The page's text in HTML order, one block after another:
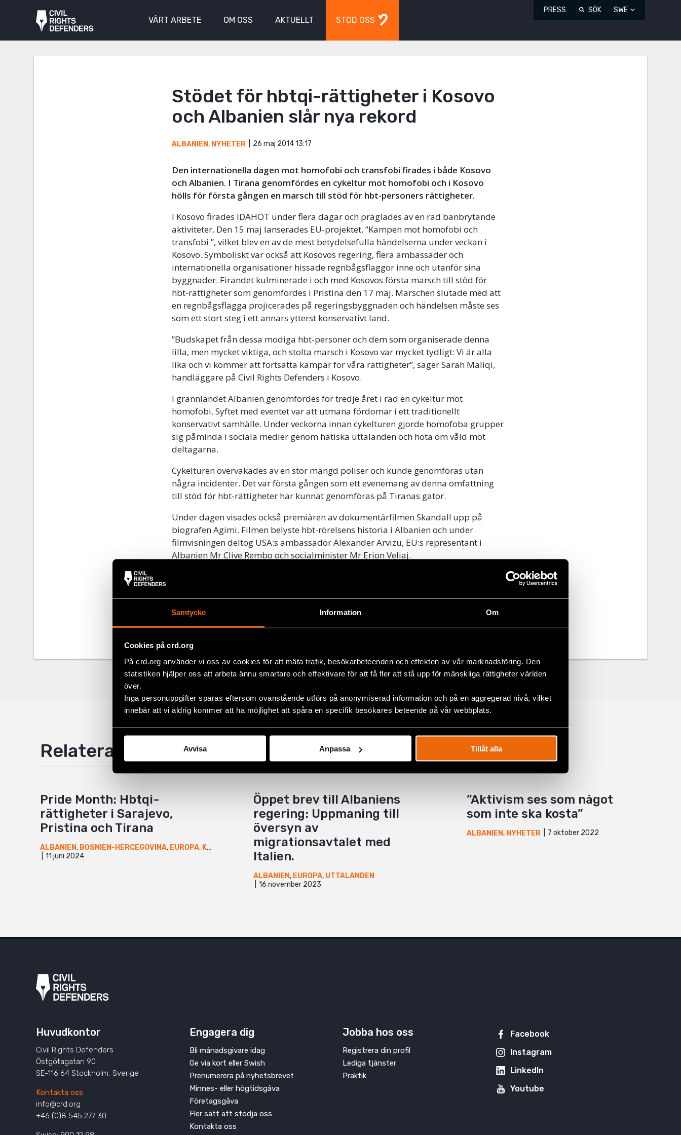
Samtycke Information Om
Cookies på crd.org
På crd.org använder vi oss av cookies för att mäta trafik, besökarbeteenden och effekten av vår marknadsföring. Den
statistiken hjälper oss att arbeta ännu smartare och effektivare för att få fler att stå upp för mänskliga rättigheter världen
över.
Inga personuppgifter sparas eftersom ovanstående utförs på anonymiserad information och på en aggregerad nivå, vilket
innebär att vi aldrig kommer att ha möjlighet att spåra en specifik besökares beteende på vår webbplats.
Avvisa Anpassa Tillåt alla
VÅRT ARBETE OM OSS AKTUELLT STÖD OSS
PRESS SÖK SWE
Stödet för hbtqi-rättigheter i Kosovo
och Albanien slår nya rekord
ALBANIEN, NYHETER 26 maj 2014 13:17
Den internationella dagen mot homofobi och transfobi firades i både Kosovo
och Albanien. I Tirana genomfördes en cykeltur mot homofobi och i Kosovo
hölls för första gången en marsch till stöd för hbt-personers rättigheter.
I Kosovo firades IDAHOT under flera dagar och präglades av en rad banbrytande
aktiviteter. Den 15 maj lanserades EU-projektet, ”Kampen mot homofobi och
transfobi ”, vilket blev en av de mest betydelsefulla händelserna under veckan i
Kosovo. Symboliskt var också att Kosovos regering, flera ambassader och
internationella organisationer hissade regnbågsflaggor inne och utanför sina
byggnader. Firandet kulminerade i och med Kosovos första marsch till stöd för
hbt-rättigheter som genomfördes i Pristina den 17 maj. Marschen slutade med att
en regnbågsflagga projicerades på regeringsbyggnaden och händelsen måste ses
som ett stort steg i ett annars ytterst konservativt land.
”Budskapet från dessa modiga hbt-personer och dem som organiserade denna
lilla, men mycket viktiga, och stolta marsch i Kosovo var mycket tydligt: Vi är alla
lika och vi kommer att fortsätta kämpar för våra rättigheter”, säger Sarah Maliqi,
handläggare på Civil Rights Defenders i Kosovo.
I grannlandet Albanien genomfördes för tredje året i rad en cykeltur mot
homofobi. Syftet med eventet var att utmana fördomar i ett traditionellt
konservativt samhälle. Under veckorna innan cykelturen gjorde homofoba grupper
sig påminda i sociala medier genom hatiska uttalanden och hota om våld mot
deltagarna.
Cykelturen övervakades av en stor mängd poliser och kunde genomföras utan
några incidenter. Det var första gången som ett evenemang av denna omfattning
till stöd för hbt-rättigheter har kunnat genomföras på Tiranas gator.
Under dagen visades också premiären av dokumentärfilmen Skandal! upp på
biografen Agimi. Filmen belyste hbt-rörelsens historia i Albanien och under
filmvisningen deltog USA:s ambassadör Alexander Arvizu, EU:s representant i
Albanien Mr Clive Rembo och socialminister Mr Erion Veliaj.
Facebook
Mail
TaggarEuropa Hbtqi-personers rättigheter
Relaterade artiklar
Pride Month: Hbtqi-
rättigheter i Sarajevo,
Pristina och Tirana
ALBANIEN, BOSNIEN-HERCEGOVINA, EUROPA, KOSOVO
NYHETER
11 juni 2024
Öppet brev till Albaniens
regering: Uppmaning till
översyn av
migrationsavtalet med
Italien.
ALBANIEN, EUROPA, UTTALANDEN
16 november 2023
”Aktivism ses som något
som inte ska kosta”
ALBANIEN, NYHETER 7 oktober 2022
Huvudkontor
Civil Rights Defenders
Östgötagatan 90
SE-116 64 Stockholm, Sverige
Kontakta oss
info@crd.org
+46 (0)8 545 277 30
Engagera dig
Bli månadsgivare idag
Ge via kort eller Swish
Prenumerera på nyhetsbrevet
Minnes- eller högtidsgåva
Företagsgåva
Fler sätt att stödja oss
Kontakta oss
Jobba hos oss
Registrera din profil
Lediga tjänster
Praktik
Facebook
Instagram
LinkedIn
Youtube